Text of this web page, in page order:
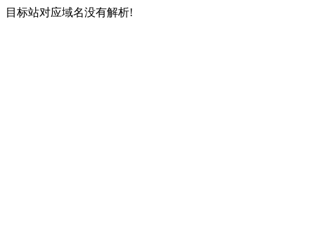
目标站对应域名没有解析!